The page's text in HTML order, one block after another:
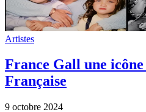
Obsèques de Gerard
Grémillon et de leur